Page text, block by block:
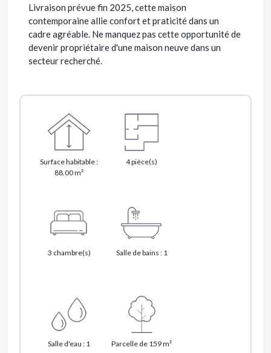
Livraison prévue fin 2025, cette maison
contemporaine allie confort et praticité dans un
cadre agréable. Ne manquez pas cette opportunité de
devenir propriétaire d'une maison neuve dans un
secteur recherché.
Surface habitable :
88.00 m²
4 pièce(s)
3 chambre(s) Salle de bains : 1
Salle d'eau : 1 Parcelle de 159 m²